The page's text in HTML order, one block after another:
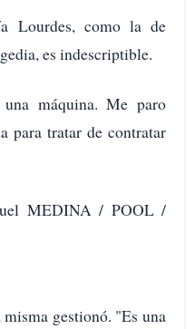
Lourdes, como la de
es indescriptible.
máquina. Me paro
para tratar de contratar
MEDINA / POOL /
gestionó. "Es una